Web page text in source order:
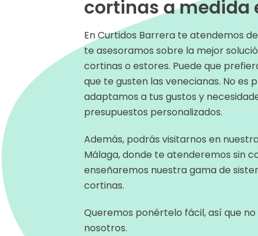
cortinas a medida
En Curtidos Barrera te atendemos
te asesoramos sobre la mejor
cortinas o estores. Puede que
que te gusten las venecianas. No es
adaptamos a tus gustos y
presupuestos personalizados.
Además, podrás visitarnos en
Málaga, donde te atenderemos sin
enseñaremos nuestra gama de
cortinas.
Queremos ponértelo fácil, así que
nosotros.